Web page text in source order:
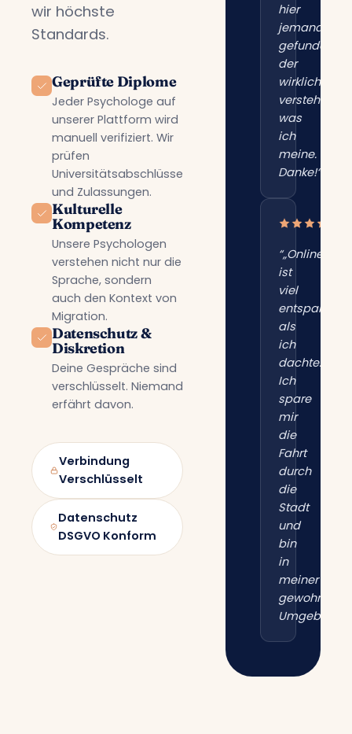
wir höchste
Standards.
Geprüfte Diplome
Jeder Psychologe auf
unserer Plattform wird
manuell verifiziert. Wir
prüfen
Universitätsabschlüsse
und Zulassungen.
Kulturelle
Kompetenz
Unsere Psychologen
verstehen nicht nur die
Sprache, sondern
auch den Kontext von
Migration.
Datenschutz &
Diskretion
Deine Gespräche sind
verschlüsselt. Niemand
erfährt davon.
Verbindung
Verschlüsselt
Datenschutz
DSGVO Konform
hier
jemanden
gefunden,
der
wirklich
versteht,
was
ich
meine.
Danke!“”
“„Online
ist
viel
entspannter
als
ich
dachte.
Ich
spare
mir
die
Fahrt
durch
die
Stadt
und
bin
in
meiner
gewohnten